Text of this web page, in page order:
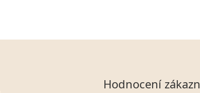
Hodnocení